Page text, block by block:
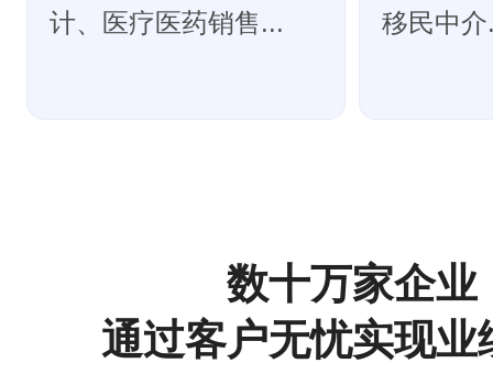
计、医疗医药销售...
移民中
数十万家企业
通过客户无忧实现业